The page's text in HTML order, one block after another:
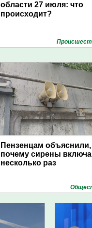
области 27 июля: что
происходит?
Пензенцам объяснили,
почему сирены
несколько раз